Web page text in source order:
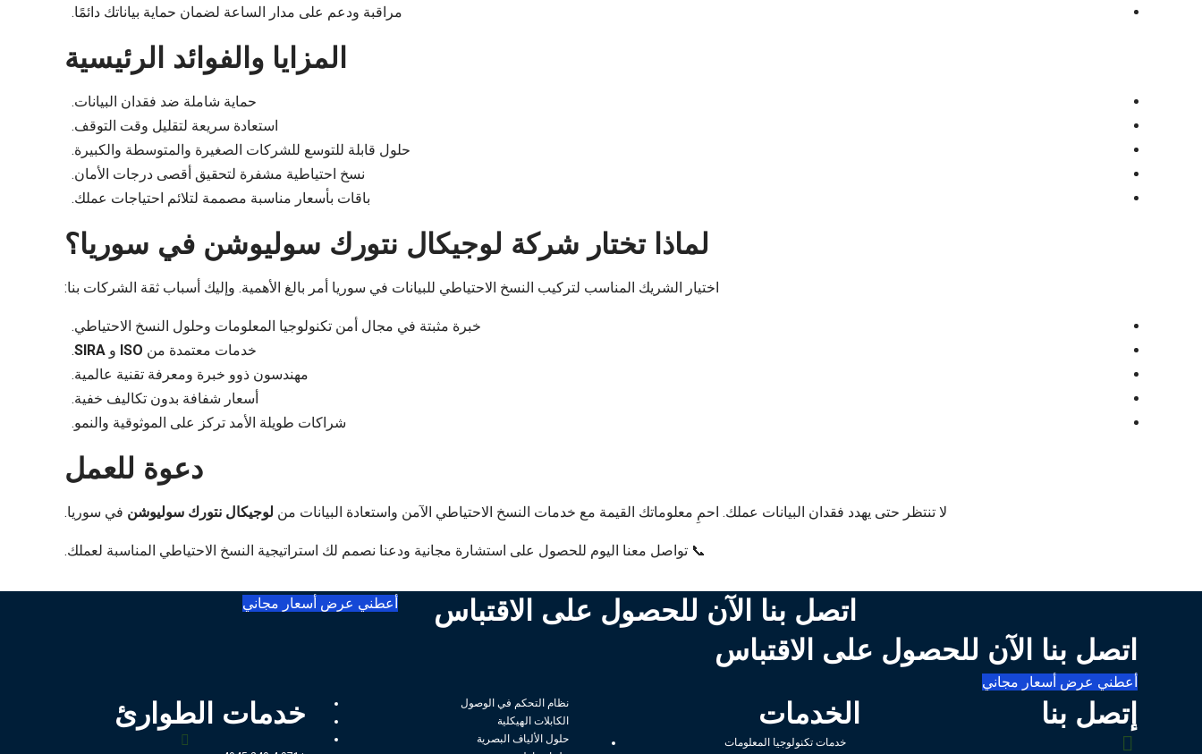
مراقبة ودعم على مدار الساعة لضمان حماية بياناتك دائمًا.
المزايا والفوائد الرئيسية
حماية شاملة ضد فقدان البيانات.
استعادة سريعة لتقليل وقت التوقف.
حلول قابلة للتوسع للشركات الصغيرة والمتوسطة والكبيرة.
نسخ احتياطية مشفرة لتحقيق أقصى درجات الأمان.
باقات بأسعار مناسبة مصممة لتلائم احتياجات عملك.
لماذا تختار شركة لوجيكال نتورك سوليوشن في سوريا؟
اختيار الشريك المناسب لتركيب النسخ الاحتياطي للبيانات في سوريا أمر بالغ الأهمية. وإليك أسباب ثقة الشركات بنا:
خبرة مثبتة في مجال أمن تكنولوجيا المعلومات وحلول النسخ الاحتياطي.
خدمات معتمدة من ISO و SIRA
.
مهندسون ذوو خبرة ومعرفة تقنية عالمية.
أسعار شفافة بدون تكاليف خفية.
شراكات طويلة الأمد تركز على الموثوقية والنمو.
دعوة للعمل
لا تنتظر حتى يهدد فقدان البيانات عملك. احمِ معلوماتك القيمة مع خدمات النسخ الاحتياطي الآمن واستعادة البيانات من لوجيكال نتورك سوليوشن في سوريا.
📞 تواصل معنا اليوم للحصول على استشارة مجانية ودعنا نصمم لك استراتيجية النسخ الاحتياطي المناسبة لعملك.
اتصل بنا الآن للحصول على الاقتباس أعطني عرض أسعار مجاني
اتصل بنا الآن للحصول على الاقتباس
أعطني عرض أسعار مجاني
إتصل بنا الخدمات
خدمات تكنولوجيا المعلومات
نظام التحكم في الوصول
الكابلات الهيكلية
حلول الألياف البصرية
خدمات الطوارئ